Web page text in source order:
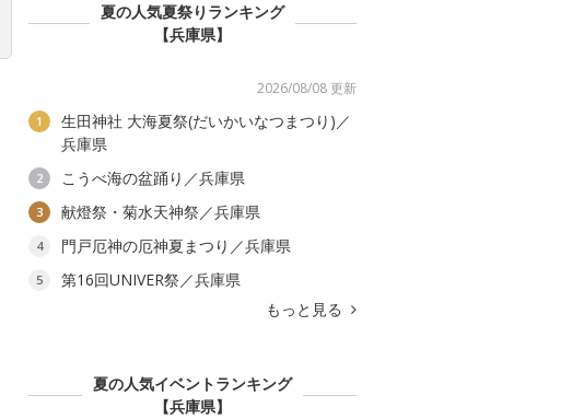
夏の人気夏祭りランキング
【兵庫県】
2026/08/08 更新
1
生田神社 大海夏祭(だいかいなつまつり)／
兵庫県
2 こうべ海の盆踊り／兵庫県
3 献燈祭・菊水天神祭／兵庫県
4 門戸厄神の厄神夏まつり／兵庫県
5
第16回UNIVER祭／兵庫県
もっと見る
夏の人気イベントランキング
【兵庫県】